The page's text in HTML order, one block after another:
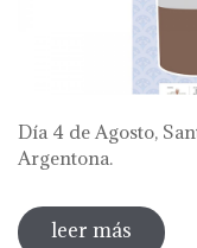
Día 4 de Agosto,
Argentona.
leer más